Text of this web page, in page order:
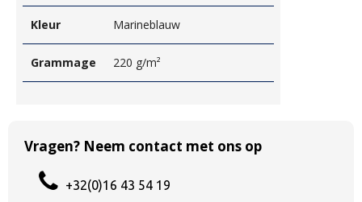
Kleur Marineblauw
Grammage 220 g/m²
Vragen? Neem contact met ons op
+32(0)16 43 54 19